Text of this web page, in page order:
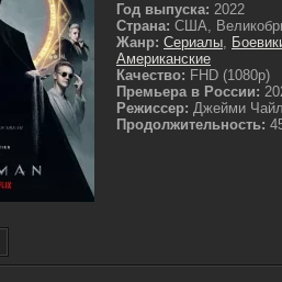
Год выпуска: 2022
Страна: США,
Жанр: Сериалы,
Американские
Качество: FHD (1080p)
Премьера в России:
Режиссер: Джейми
Продолжительность: